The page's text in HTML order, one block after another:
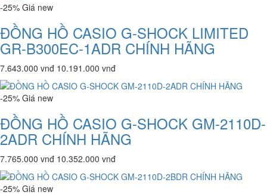
-25% Giá new
ĐỒNG HỒ CASIO G-SHOCK LIMITED
GR-B300EC-1ADR CHÍNH HÃNG
7.643.000 vnđ 10.191.000 vnđ
-25% Giá new
ĐỒNG HỒ CASIO G-SHOCK GM-2110D-
2ADR CHÍNH HÃNG
7.765.000 vnđ 10.352.000 vnđ
-25% Giá new